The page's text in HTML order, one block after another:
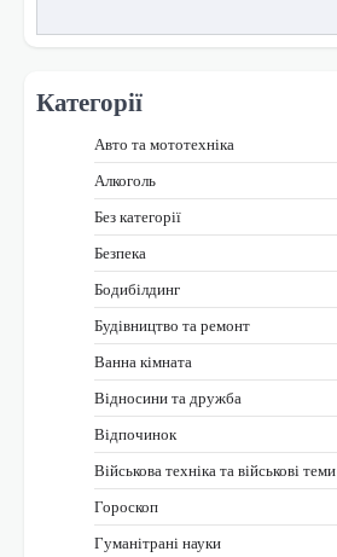
Категорії
Авто та мототехніка
Алкоголь
Без категорії
Безпека
Бодибілдинг
Будівництво та ремонт
Ванна кімната
Відносини та дружба
Відпочинок
Військова техніка та військові теми
Гороскоп
Гуманітрані науки